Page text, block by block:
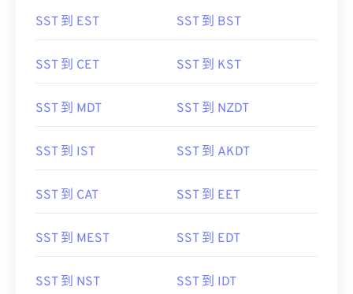
SST 到 EST SST 到 BST
SST 到 CET SST 到 KST
SST 到 MDT SST 到 NZDT
SST 到 IST SST 到 AKDT
SST 到 CAT SST 到 EET
SST 到 MEST SST 到 EDT
SST 到 NST SST 到 IDT